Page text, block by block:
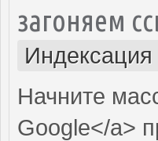
загоняем
Начните
Google</a>